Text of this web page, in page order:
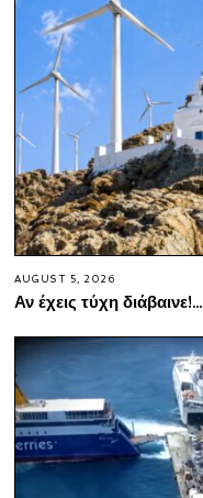
AUGUST 5, 2026
Αν έχεις τύχη διάβαινε!…